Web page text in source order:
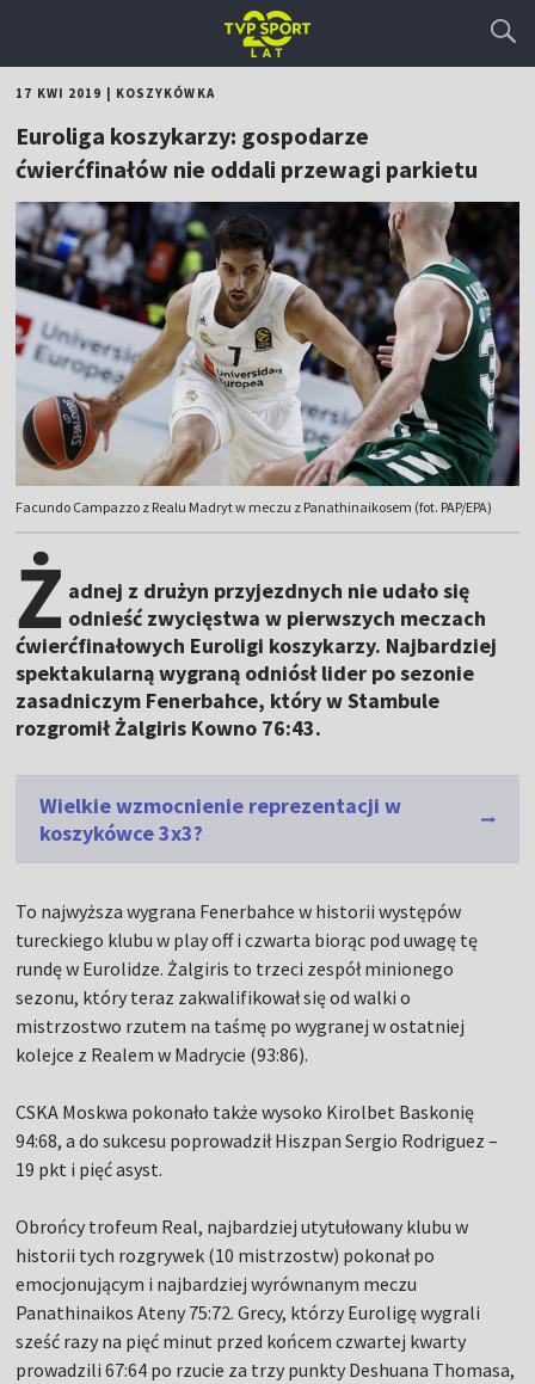
17 KWI 2019 KOSZYKÓWKA
Euroliga koszykarzy: gospodarze
ćwierćfinałów nie oddali przewagi parkietu
Facundo Campazzo z Realu Madryt w meczu z Panathinaikosem (fot. PAP/EPA)
Ż adnej z drużyn przyjezdnych nie udało się
odnieść zwycięstwa w pierwszych meczach
ćwierćfinałowych Euroligi koszykarzy. Najbardziej
spektakularną wygraną odniósł lider po sezonie
zasadniczym Fenerbahce, który w Stambule
rozgromił Żalgiris Kowno 76:43.
Wielkie wzmocnienie reprezentacji w
koszykówce 3x3?
To najwyższa wygrana Fenerbahce w historii występów
tureckiego klubu w play off i czwarta biorąc pod uwagę tę
rundę w Eurolidze. Żalgiris to trzeci zespół minionego
sezonu, który teraz zakwalifikował się od walki o
mistrzostwo rzutem na taśmę po wygranej w ostatniej
kolejce z Realem w Madrycie (93:86).
CSKA Moskwa pokonało także wysoko Kirolbet Baskonię
94:68, a do sukcesu poprowadził Hiszpan Sergio Rodriguez –
19 pkt i pięć asyst.
Obrońcy trofeum Real, najbardziej utytułowany klubu w
historii tych rozgrywek (10 mistrzostw) pokonał po
emocjonującym i najbardziej wyrównanym meczu
Panathinaikos Ateny 75:72. Grecy, którzy Euroligę wygrali
sześć razy na pięć minut przed końcem czwartej kwarty
prowadzili 67:64 po rzucie za trzy punkty Deshuana Thomasa,